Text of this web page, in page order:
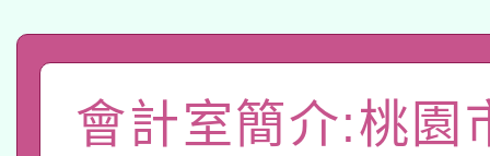
答一案
有關本府115年70歲以
人員健康講座「吃得安
本校115學年度第2次
會計室簡介:桃園